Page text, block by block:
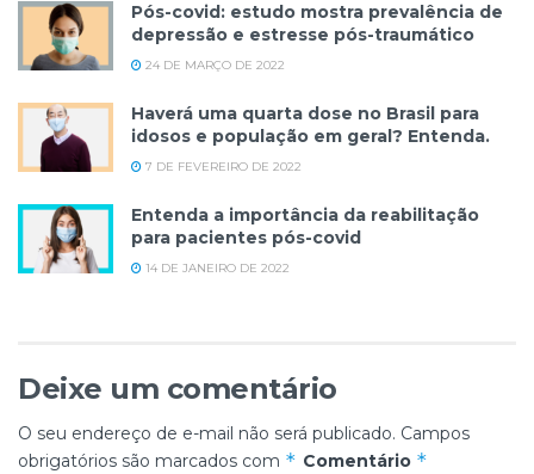
Pós-covid: estudo mostra prevalência de
depressão e estresse pós-traumático
24 DE MARÇO DE 2022
Haverá uma quarta dose no Brasil para
idosos e população em geral? Entenda.
7 DE FEVEREIRO DE 2022
Entenda a importância da reabilitação
para pacientes pós-covid
14 DE JANEIRO DE 2022
Deixe um comentário
O seu endereço de e-mail não será publicado. Campos
obrigatórios são marcados com * Comentário *